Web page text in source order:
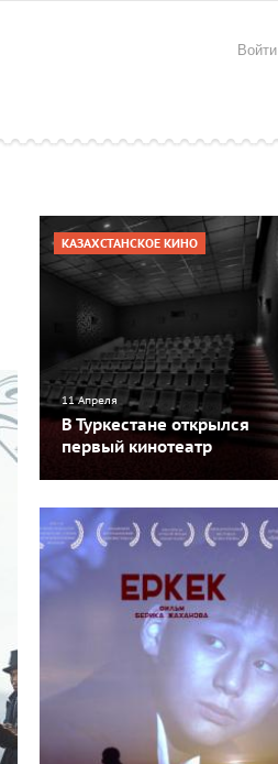
Войти
КАЗАХСТАНСКОЕ КИНО
11 Апреля
В Туркестане открылся
первый кинотеатр